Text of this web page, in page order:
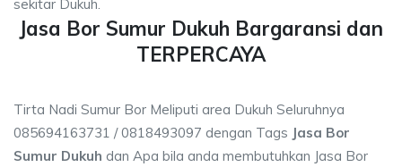
sekitar Dukuh.
Jasa Bor Sumur Dukuh Bargaransi dan
TERPERCAYA
Tirta Nadi Sumur Bor Meliputi area Dukuh Seluruhnya
085694163731 / 0818493097 dengan Tags Jasa Bor
Sumur Dukuh dan Apa bila anda membutuhkan Jasa Bor